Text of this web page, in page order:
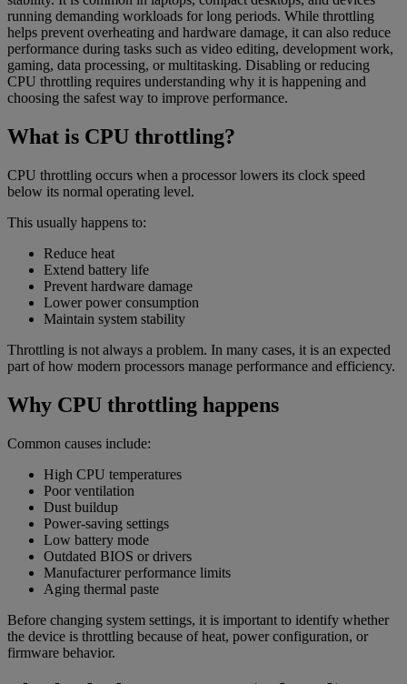
running demanding workloads for long periods. While throttling
helps prevent overheating and hardware damage, it can also reduce
performance during tasks such as video editing, development work,
gaming, data processing, or multitasking. Disabling or reducing
CPU throttling requires understanding why it is happening and
choosing the safest way to improve performance.
What is CPU throttling?
CPU throttling occurs when a processor lowers its clock speed
below its normal operating level.
This usually happens to:
Reduce heat
Extend battery life
Prevent hardware damage
Lower power consumption
Maintain system stability
Throttling is not always a problem. In many cases, it is an expected
part of how modern processors manage performance and efficiency.
Why CPU throttling happens
Common causes include:
High CPU temperatures
Poor ventilation
Dust buildup
Power-saving settings
Low battery mode
Outdated BIOS or drivers
Manufacturer performance limits
Aging thermal paste
Before changing system settings, it is important to identify whether
the device is throttling because of heat, power configuration, or
firmware behavior.